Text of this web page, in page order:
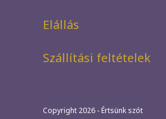
Elállás
Szállítási feltételek
Copyright 2026 - Értsünk szót